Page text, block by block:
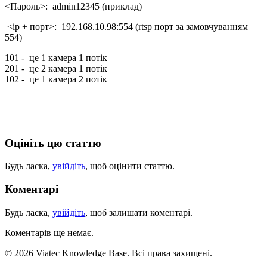
<Пароль>: admin12345 (приклад)
<ір + порт>: 192.168.10.98:554 (rtsp порт за замовчуванням
554)
101 - це 1 камера 1 потік
201 - це 2 камера 1 потік
102 - це 1 камера 2 потік
Оцініть цю статтю
Будь ласка, увійдіть, щоб оцінити статтю.
Коментарі
Будь ласка, увійдіть, щоб залишати коментарі.
Коментарів ще немає.
© 2026 Viatec Knowledge Base. Всі права захищені.